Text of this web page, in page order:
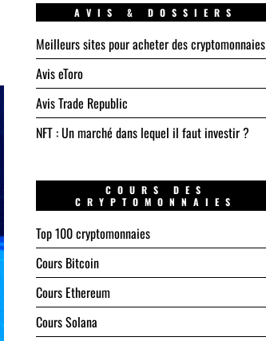
AVIS & DOSSIERS
Meilleurs sites pour acheter des cryptomonnaies
Avis eToro
Avis Trade Republic
NFT : Un marché dans lequel il faut investir ?
COURS DES
CRYPTOMONNAIES
Top 100 cryptomonnaies
Cours Bitcoin
Cours Ethereum
Cours Solana